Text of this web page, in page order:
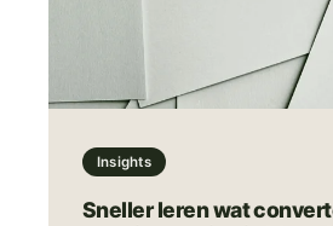
Insights
Sneller leren wat